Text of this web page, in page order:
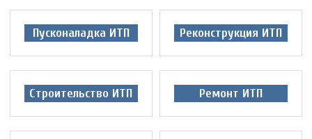
Пусконаладка ИТП Реконструкция ИТП
Строительство ИТП Ремонт ИТП